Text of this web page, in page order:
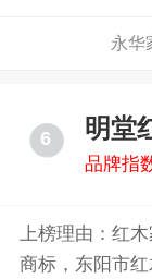
永华
6 明堂
品牌指
上榜理由：红
商标，东阳市